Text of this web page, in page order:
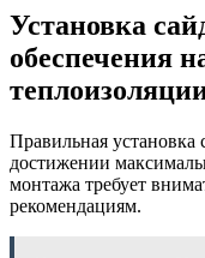
Установка
обеспечения
Правильная установка
достижении
монтажа требует
рекомендациям.